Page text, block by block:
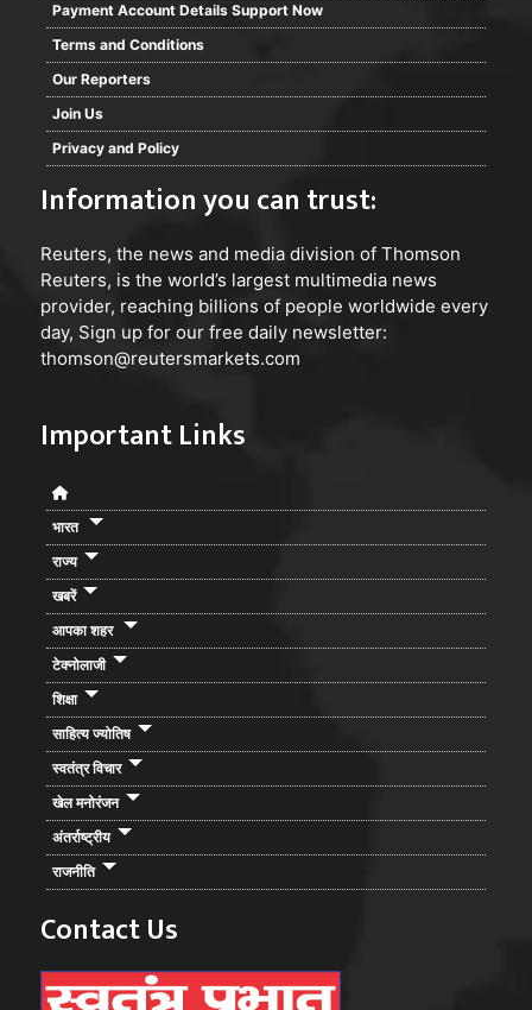
Payment Account Details Support Now
Terms and Conditions
Our Reporters
Join Us
Privacy and Policy
Information you can trust:
Reuters, the news and media division of Thomson
Reuters, is the world’s largest multimedia news
provider, reaching billions of people worldwide every
day, Sign up for our free daily newsletter:
thomson@reutersmarkets.com
Important Links
भारत
राज्य
खबरें
आपका शहर
टेक्नोलाजी
शिक्षा
साहित्य ज्योतिष
स्वतंत्र विचार
खेल मनोरंजन
अंतर्राष्ट्रीय
राजनीति
Contact Us